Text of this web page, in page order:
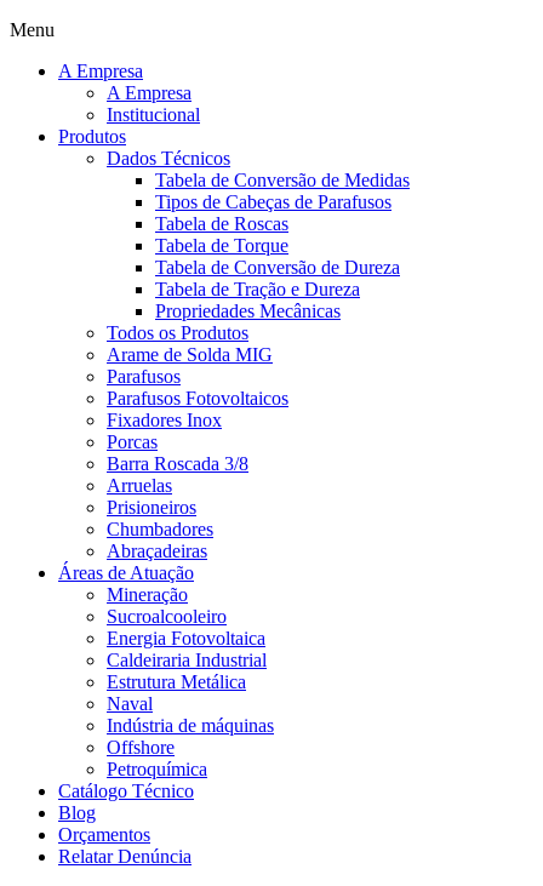
Menu
A Empresa
A Empresa
Institucional
Produtos
Dados Técnicos
Tabela de Conversão de Medidas
Tipos de Cabeças de Parafusos
Tabela de Roscas
Tabela de Torque
Tabela de Conversão de Dureza
Tabela de Tração e Dureza
Propriedades Mecânicas
Todos os Produtos
Arame de Solda MIG
Parafusos
Parafusos Fotovoltaicos
Fixadores Inox
Porcas
Barra Roscada 3/8
Arruelas
Prisioneiros
Chumbadores
Abraçadeiras
Áreas de Atuação
Mineração
Sucroalcooleiro
Energia Fotovoltaica
Caldeiraria Industrial
Estrutura Metálica
Naval
Indústria de máquinas
Offshore
Petroquímica
Catálogo Técnico
Blog
Orçamentos
Relatar Denúncia